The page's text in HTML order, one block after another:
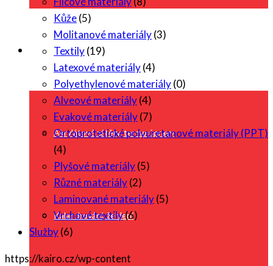
Služby
Akrylátové zátěry, termo úpravy
Kalandrování, žehlení
Kůže(5)
Molitanové materiály(3)
Textily(19)
Latexové materiály(4)
Polyethylenové materiály(0)
Alveové materiály(4)
Evakové materiály(7)
Ortoprotetické polyuretanové materiály (PPT)
(4)
Plyšové materiály(5)
Různé materiály(2)
Laminované materiály(5)
Vrchové textily(6)
Služby(6)
https://kairo.cz/wp-content